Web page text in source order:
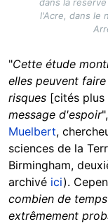
l'Acre, dans le
"Cette étude
elles peuvent
risques [cités plus
message d'espoir
Muelbert,
sciences de la
Birmingham,
archivé ici).
combien de
extrêmement